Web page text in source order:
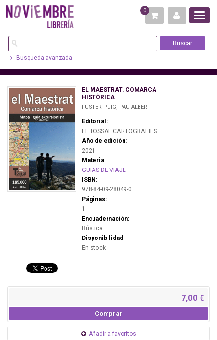
0
Busqueda avanzada
EL MAESTRAT. COMARCA
HISTÒRICA
FUSTER PUIG, PAU ALBERT
Editorial:
EL TOSSAL CARTOGRAFIES
Año de edición:
2021
Materia
GUIAS DE VIAJE
ISBN:
978-84-09-28049-0
Páginas:
1
Encuadernación:
Rústica
Disponibilidad:
En stock
7,00 €
Comprar
Añadir a favoritos